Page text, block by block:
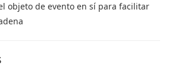
objeto de evento en sí para facilitar